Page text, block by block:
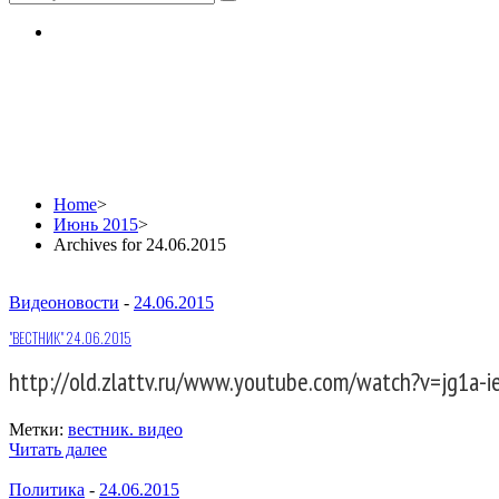
Home>
Июнь 2015>
Archives for 24.06.2015
Видеоновости - 24.06.2015
"ВЕСТНИК" 24.06.2015
http://old.zlattv.ru/www.youtube.com/watch?v=jg1a-
Метки: вестник. видео
Читать далее
Политика - 24.06.2015